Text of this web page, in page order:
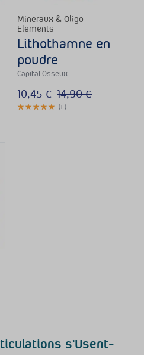
Mineraux & Oligo-
Elements
Lithothamne en
poudre
Capital Osseux
14,90€
10,45 €
(1 )
s’Usent-